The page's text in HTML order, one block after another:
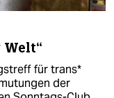
für trans*
der